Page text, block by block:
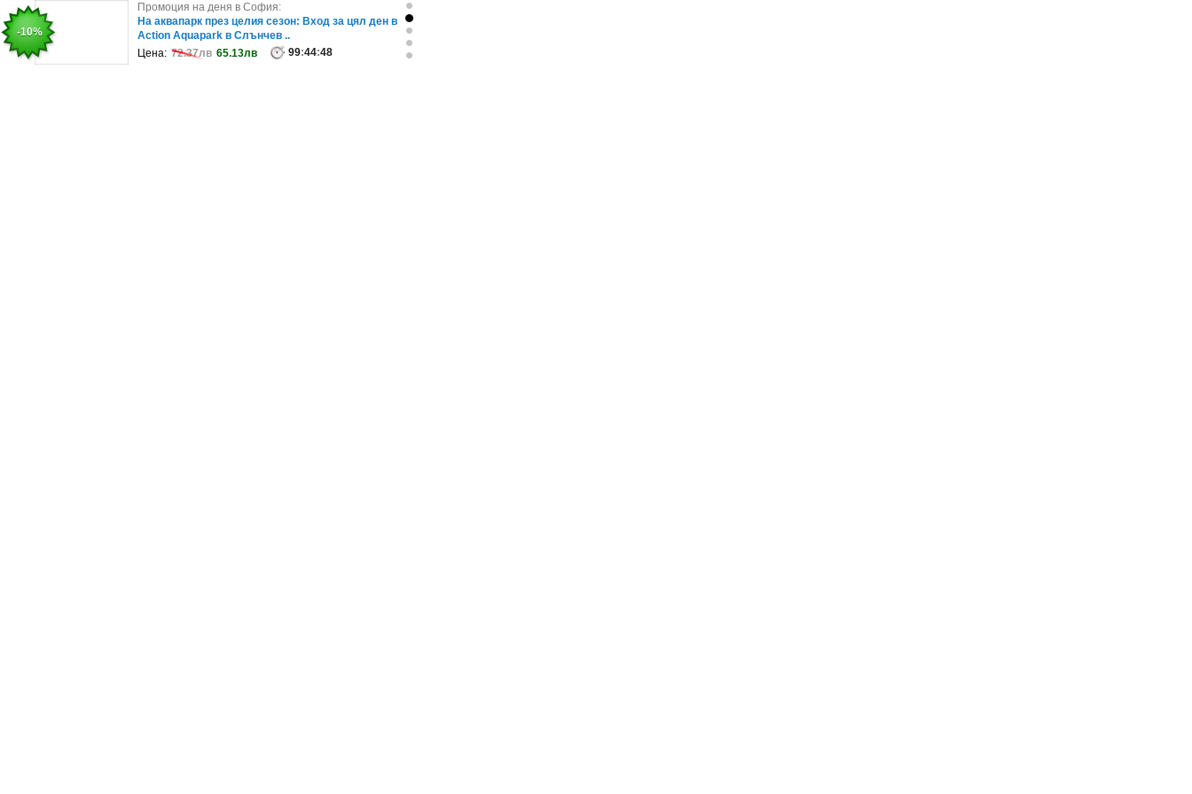
-20%
Промоция на деня в София:
Годишен технически преглед на лек автомобил,
джип, ван или товарен автомоб..
Цена: 97.79лв 78.23лв 99:44:52
-10%
Промоция на деня в София:
На аквапарк през целия сезон: Вход за цял ден в
Action Aquapark в Слънчев ..
Цена: 72.37лв 65.13лв 99:44:48